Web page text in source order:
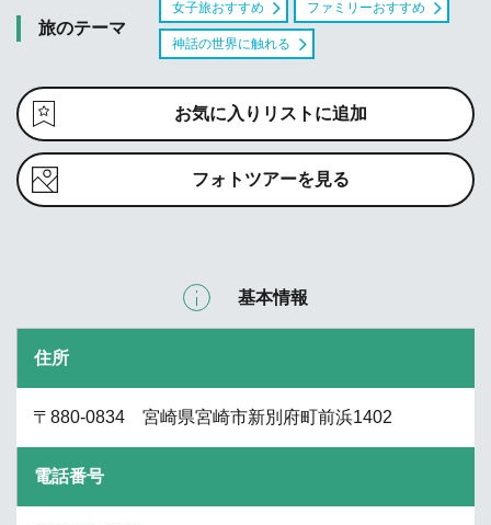
旅のテーマ
女子旅おすすめ ファミリーおすすめ
神話の世界に触れる
お気に入りリストに追加
フォトツアーを見る
基本情報
住所
〒880-0834 宮崎県宮崎市新別府町前浜1402
電話番号